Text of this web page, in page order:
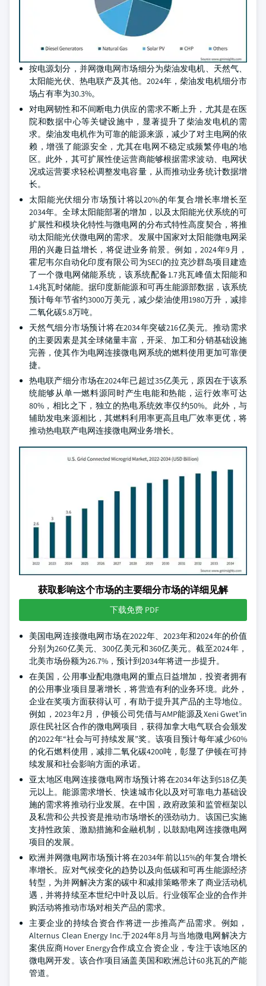
按电源划分，并网微电网市场细分为柴油发电机、天然气、
太阳能光伏、热电联产及其他。2024年，柴油发电机细分市
场占有率为30.3%。
对电网韧性和不间断电力供应的需求不断上升，尤其是在医
院和数据中心等关键设施中，显著提升了柴油发电机的需
求。柴油发电机作为可靠的能源来源，减少了对主电网的依
赖，增强了能源安全，尤其在电网不稳定或频繁停电的地
区。此外，其可扩展性使运营商能够根据需求波动、电网状
况或运营要求轻松调整发电容量，从而推动业务统计数据增
长。
太阳能光伏细分市场预计将以20%的年复合增长率增长至
2034年。全球太阳能部署的增加，以及太阳能光伏系统的可
扩展性和模块化特性与微电网的分布式特性高度契合，将推
动太阳能光伏微电网的需求。发展中国家对太阳能微电网采
用的兴趣日益增长，将促进业务前景。例如，2024年9月，
霍尼韦尔自动化印度有限公司为SECI的拉克沙群岛项目建造
了一个微电网储能系统，该系统配备1.7兆瓦峰值太阳能和
1.4兆瓦时储能。据印度新能源和可再生能源部数据，该系统
预计每年节省约3000万美元，减少柴油使用1980万升，减排
二氧化碳5.8万吨。
天然气细分市场预计将在2034年突破216亿美元。推动需求
的主要因素是其全球储量丰富，开采、加工和分销基础设施
完善，使其作为电网连接微电网系统的燃料使用更加可靠便
捷。
热电联产细分市场在2024年已超过35亿美元，原因在于该系
统能够从单一燃料源同时产生电能和热能，运行效率可达
80%，相比之下，独立的热电系统效率仅约50%。此外，与
辅助发电来源相比，其燃料利用率更高且电厂效率更优，将
推动热电联产电网连接微电网业务增长。
获取影响这个市场的主要细分市场的详细见解
下载免费 PDF
美国电网连接微电网市场在2022年、2023年和2024年的价值
分别为260亿美元、300亿美元和360亿美元。截至2024年，
北美市场份额为26.7%，预计到2034年将进一步提升。
在美国，公用事业配电微电网的重点日益增加，投资者拥有
的公用事业项目显著增长，将营造有利的业务环境。此外，
企业在奖项方面获得认可，有助于提升其产品的主导地位。
例如，2023年2月，伊顿公司凭借与AMP能源及Xeni Gwet’in
原住民社区合作的微电网项目，获得加拿大电气联合会颁发
的2022年“社会与可持续发展”奖。该项目预计每年减少60%
的化石燃料使用，减排二氧化碳4200吨，彰显了伊顿在可持
续发展和社会影响方面的承诺。
亚太地区电网连接微电网市场预计将在2034年达到518亿美
元以上。能源需求增长、快速城市化以及对可靠电力基础设
施的需求将推动行业发展。在中国，政府政策和监管框架以
及私营和公共投资是推动市场增长的强劲动力。该国已实施
支持性政策、激励措施和金融机制，以鼓励电网连接微电网
项目的发展。
欧洲并网微电网市场预计将在2034年前以15%的年复合增长
率增长。应对气候变化的趋势以及向低碳和可再生能源经济
转型，为并网解决方案的碳中和减排策略带来了商业活动机
遇，并将持续至本世纪中叶及以后。行业领军企业的合作并
购活动将推动市场对相关产品的需求。
主要企业的持续合资合作将进一步推高产品需求。例如，
Alternus Clean Energy Inc.于2024年8月与当地微电网解决方
案供应商Hover Energy合作成立合资企业，专注于该地区的
微电网开发。该合作项目涵盖美国和欧洲总计60兆瓦的产能
管道。